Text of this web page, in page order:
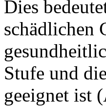
Dies
schädlichen
Stufe und
geeignet ist